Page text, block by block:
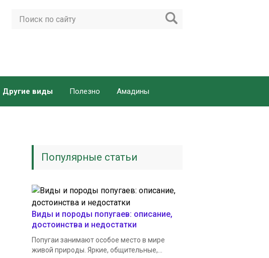
Другие виды Полезно Амадины
Популярные статьи
Виды и породы попугаев: описание,
достоинства и недостатки
Попугаи занимают особое место в мире
живой природы. Яркие, общительные,...